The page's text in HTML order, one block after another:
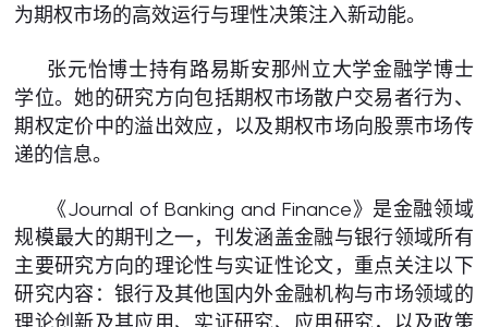
为期权市场的高效运行与理性决策注入新动能。
张元怡博士持有路易斯安那州立大学金融学博士
学位。她的研究方向包括期权市场散户交易者行为、
期权定价中的溢出效应，以及期权市场向股票市场传
递的信息。
《Journal of Banking and Finance》是金融领域
规模最大的期刊之一，刊发涵盖金融与银行领域所有
主要研究方向的理论性与实证性论文，重点关注以下
研究内容：银行及其他国内外金融机构与市场领域的
理论创新及其应用、实证研究、应用研究，以及政策